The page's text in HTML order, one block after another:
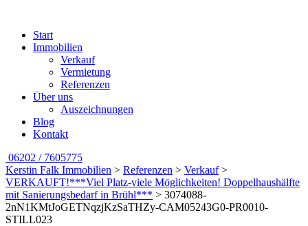
Start
Immobilien
Verkauf
Vermietung
Referenzen
Über uns
Auszeichnungen
Blog
Kontakt
06202 / 7605775
Kerstin Falk Immobilien > Referenzen > Verkauf>
VERKAUFT!***Viel Platz-viele Möglichkeiten! Doppelhaushälfte
mit Sanierungsbedarf in Brühl*** > 3074088-
2nN1KMtJoGETNqzjKzSaTHZy-CAM05243G0-PR0010-
STILL023